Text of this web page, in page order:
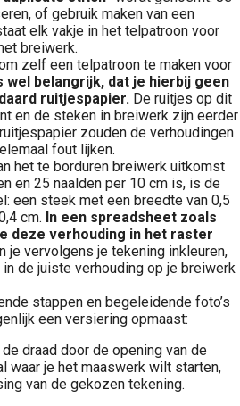
of gebruik maken van een
elk vakje in het telpatroon voor
breiwerk.
zelf een telpatroon te maken voor
wel belangrijk, dat je hierbij geen
ruitjespapier. De ruitjes op dit
en de steken in breiwerk zijn eerder
zouden de verhoudingen
fout lijken.
het te borduren breiwerk uitkomst
en 25 naalden per 10 cm is, is de
een steek met een breedte van 0,5
cm. In een spreadsheet zoals
deze verhouding in het raster
je vervolgens je tekening inkleuren,
de juiste verhouding op je breiwerk
stappen en begeleidende foto’s
een versiering opmaast:
draad door de opening van de
waar je het maaswerk wilt starten,
van de gekozen tekening.